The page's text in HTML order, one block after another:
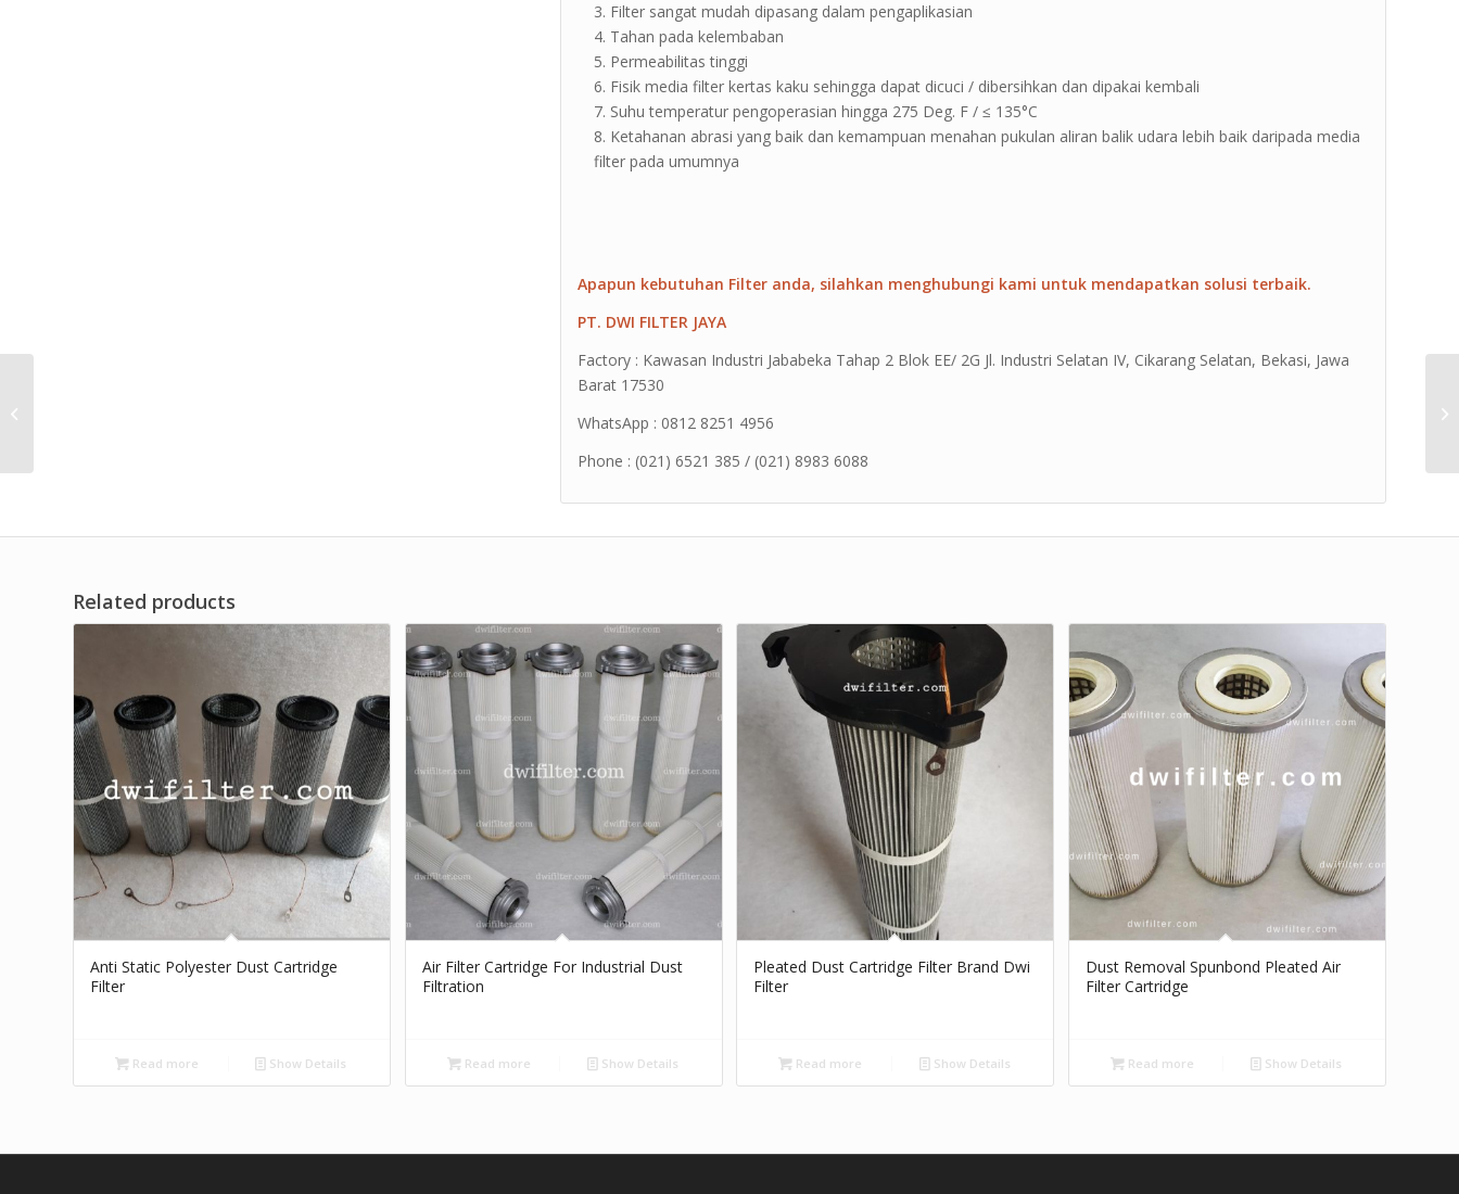
Filter sangat mudah dipasang dalam pengaplikasian
Tahan pada kelembaban
Permeabilitas tinggi
Fisik media filter kertas kaku sehingga dapat dicuci / dibersihkan dan dipakai kembali
Suhu temperatur pengoperasian hingga 275 Deg. F / ≤ 135°C
Ketahanan abrasi yang baik dan kemampuan menahan pukulan aliran balik udara lebih baik daripada media
filter pada umumnya
Apapun kebutuhan Filter anda, silahkan menghubungi kami untuk mendapatkan solusi terbaik.
PT. DWI FILTER JAYA
Factory : Kawasan Industri Jababeka Tahap 2 Blok EE/ 2G Jl. Industri Selatan IV, Cikarang Selatan, Bekasi, Jawa
Barat 17530
WhatsApp : 0812 8251 4956
Phone : (021) 6521 385 / (021) 8983 6088
Related products
Anti Static Polyester Dust Cartridge
Filter
Read more Show Details
Air Filter Cartridge For Industrial Dust
Filtration
Read more Show Details
Pleated Dust Cartridge Filter Brand Dwi
Filter
Read more Show Details
Dust Removal Spunbond Pleated Air
Filter Cartridge
Read more Show Details